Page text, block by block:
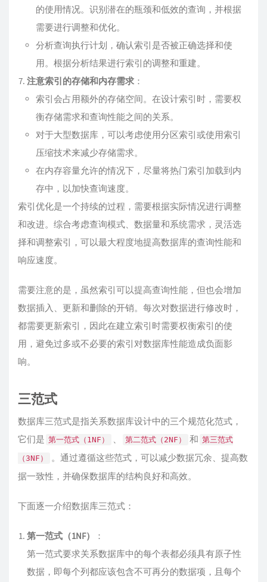
的使用情况。识别潜在的瓶颈和低效的查询，并根据
需要进行调整和优化。
分析查询执行计划，确认索引是否被正确选择和使
用。根据分析结果进行索引的调整和重建。
注意索引的存储和内存需求 ：
索引会占用额外的存储空间。在设计索引时，需要权
衡存储需求和查询性能之间的关系。
对于大型数据库，可以考虑使用分区索引或使用索引
压缩技术来减少存储需求。
在内存容量允许的情况下，尽量将热门索引加载到内
存中，以加快查询速度。
索引优化是一个持续的过程，需要根据实际情况进行调整
和改进。综合考虑查询模式、数据量和系统需求，灵活选
择和调整索引，可以最大程度地提高数据库的查询性能和
响应速度。
需要注意的是，虽然索引可以提高查询性能，但也会增加
数据插入、更新和删除的开销。每次对数据进行修改时，
都需要更新索引，因此在建立索引时需要权衡索引的使
用，避免过多或不必要的索引对数据库性能造成负面影
响。
三范式
数据库三范式是指关系数据库设计中的三个规范化范式，
它们是 第一范式（1NF） 、 第二范式（2NF） 和 第三范式
（3NF）
。通过遵循这些范式，可以减少数据冗余、提高数
据一致性，并确保数据库的结构良好和高效。
下面逐一介绍数据库三范式：
第一范式（1NF）
：
第一范式要求关系数据库中的每个表都必须具有原子性
数据，即每个列都应该包含不可再分的数据项，且每个